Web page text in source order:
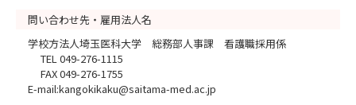
問い合わせ先・雇用法人名
学校方法人埼玉医科大学 総務部人事課 看護職採用係
TEL 049-276-1115
FAX 049-276-1755
E-mail:kangokikaku@saitama-med.ac.jp